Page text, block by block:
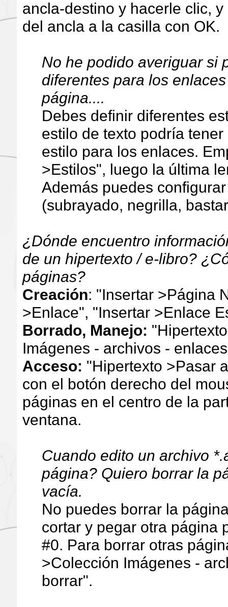
ancla-destino y hacerle clic,
del ancla a la casilla con OK.
No he podido averiguar si
diferentes para los
página....
Debes definir diferentes
estilo de texto podría
estilo para los enlaces.
>Estilos", luego la última
Además puedes
(subrayado, negrilla,
¿Dónde encuentro
de un hipertexto / e-libro?
páginas?
Creación: "Insertar >Página
>Enlace", "Insertar >Enlace
Borrado, Manejo:
Imágenes - archivos -
Acceso: "Hipertexto >Pasar
con el botón derecho del
páginas en el centro de la
ventana.
Cuando edito un archivo
página? Quiero borrar la
vacía.
No puedes borrar la
cortar y pegar otra página
#0. Para borrar otras
>Colección Imágenes -
borrar".